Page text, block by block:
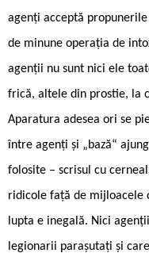
agenți acceptă
de minune operația de
agenții nu sunt nici ele
frică, altele din prostie, la
Aparatura adesea ori se
între agenți și „bază“
folosite – scrisul cu
ridicole față de mijloacele
lupta e inegală. Nici
legionarii parașutați și